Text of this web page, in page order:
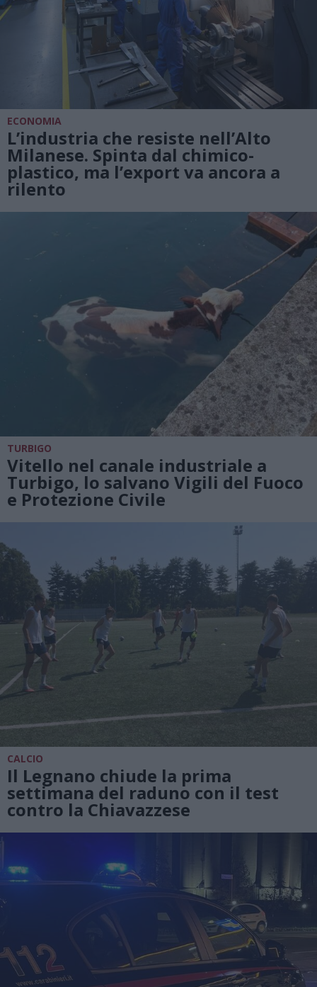
ECONOMIA
L’industria che resiste nell’Alto
Milanese. Spinta dal chimico-
plastico, ma l’export va ancora a
rilento
TURBIGO
Vitello nel canale industriale a
Turbigo, lo salvano Vigili del Fuoco
e Protezione Civile
CALCIO
Il Legnano chiude la prima
settimana del raduno con il test
contro la Chiavazzese